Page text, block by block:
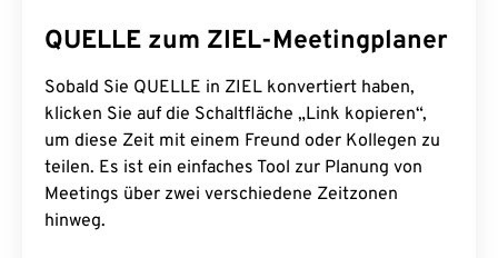
QUELLE zum ZIEL-Meetingplaner
Sobald Sie QUELLE in ZIEL konvertiert haben,
klicken Sie auf die Schaltfläche „Link kopieren“,
um diese Zeit mit einem Freund oder Kollegen zu
teilen. Es ist ein einfaches Tool zur Planung von
Meetings über zwei verschiedene Zeitzonen
hinweg.